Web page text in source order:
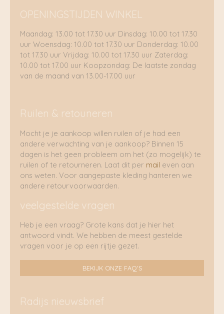
OPENINGSTIJDEN WINKEL
Maandag: 13.00 tot 17.30 uur Dinsdag: 10.00 tot 17.30
uur Woensdag: 10.00 tot 17.30 uur Donderdag: 10.00
tot 17.30 uur Vrijdag: 10.00 tot 17.30 uur Zaterdag:
10.00 tot 17.00 uur Koopzondag: De laatste zondag
van de maand van 13.00-17.00 uur
Ruilen & retouneren
Mocht je je aankoop willen ruilen of je had een
andere verwachting van je aankoop? Binnen 15
dagen is het geen probleem om het (zo mogelijk) te
ruilen of te retourneren. Laat dit per mail even aan
ons weten. Voor aangepaste kleding hanteren we
andere retourvoorwaarden.
veelgestelde vragen
Heb je een vraag? Grote kans dat je hier het
antwoord vindt. We hebben de meest gestelde
vragen voor je op een rijtje gezet.
BEKIJK ONZE FAQ'S
Radijs nieuwsbrief